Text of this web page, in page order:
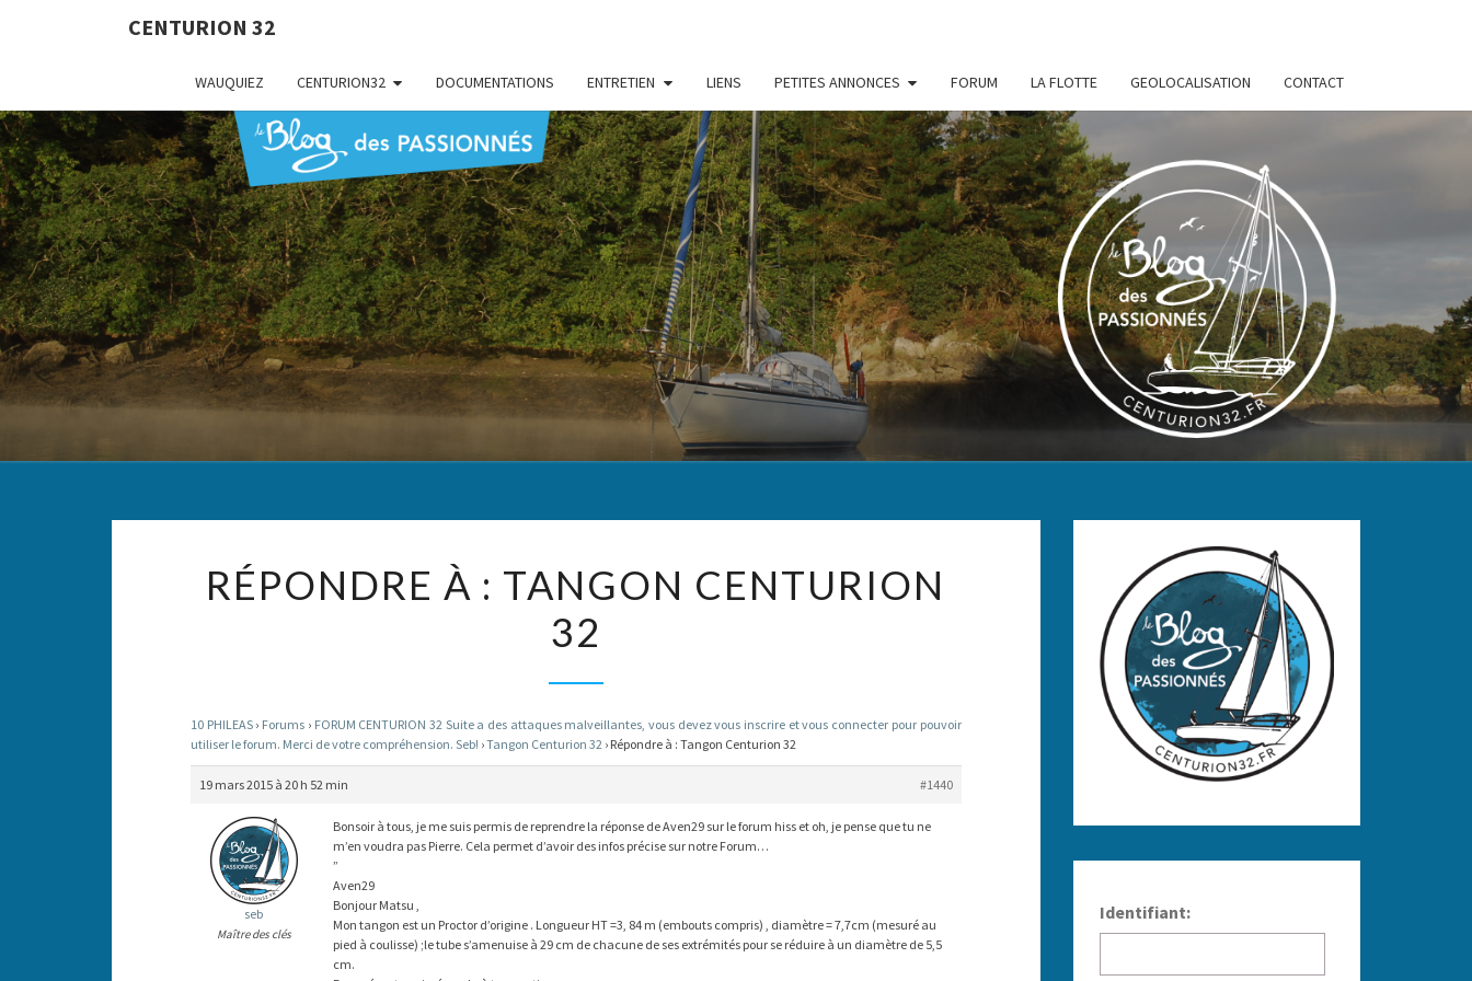
CENTURION 32
WAUQUIEZ CENTURION32 DOCUMENTATIONS ENTRETIEN LIENS PETITES ANNONCES FORUM LA FLOTTE GEOLOCALISATION CONTACT
CENTURION
32
Le Blog
Des
Passionnés
À :
TANGON
CENTURION
32
RÉPONDRE À : TANGON CENTURION
32
10 PHILEAS › Forums › FORUM CENTURION 32 Suite a des attaques malveillantes, vous devez vous inscrire et vous connecter pour pouvoir
utiliser le forum. Merci de votre compréhension. Seb! ›Tangon Centurion 32 › Répondre à : Tangon Centurion 32
19 mars 2015 à 20 h 52 min #1440
seb
Maître des clés
Bonsoir à tous, je me suis permis de reprendre la réponse de Aven29 sur le forum hiss et oh, je pense que tu ne
m’en voudra pas Pierre. Cela permet d’avoir des infos précise sur notre Forum…
”
Aven29
Bonjour Matsu ,
Mon tangon est un Proctor d’origine . Longueur HT =3, 84 m (embouts compris) , diamètre = 7,7cm (mesuré au
pied à coulisse) ;le tube s’amenuise à 29 cm de chacune de ses extrémités pour se réduire à un diamètre de 5,5
cm.
Identifiant: